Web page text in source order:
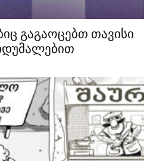
გაგაოცებთ თავისი